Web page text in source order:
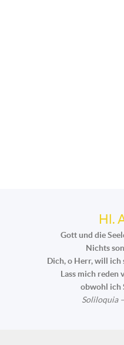
Hl.
Gott und die
Nichts
Dich, o Herr, will ich
Lass mich reden
obwohl ich
Soliloquia